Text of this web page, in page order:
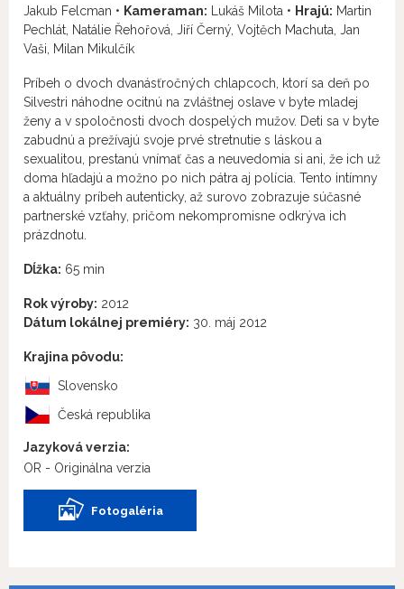
Jakub Felcman • Kameraman: Lukáš Milota • Hrajú: Martin
Pechlát, Natálie Řehořová, Jiří Černý, Vojtěch Machuta, Jan
Vaši, Milan Mikulčík
Príbeh o dvoch dvanásťročných chlapcoch, ktorí sa deň po
Silvestri náhodne ocitnú na zvláštnej oslave v byte mladej
ženy a v spoločnosti dvoch dospelých mužov. Deti sa v byte
zabudnú a prežívajú svoje prvé stretnutie s láskou a
sexualitou, prestanú vnímať čas a neuvedomia si ani, že ich už
doma hľadajú a možno po nich pátra aj polícia. Tento intímny
a aktuálny príbeh autenticky, až surovo zobrazuje súčasné
partnerské vzťahy, pričom nekompromisne odkrýva ich
prázdnotu.
Dĺžka: 65 min
Rok výroby: 2012
Dátum lokálnej premiéry: 30. máj 2012
Krajina pôvodu:
Slovensko
Česká republika
Jazyková verzia:
OR - Originálna verzia
Fotogaléria